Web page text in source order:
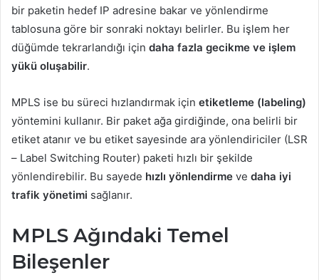
bir paketin hedef IP adresine bakar ve yönlendirme
tablosuna göre bir sonraki noktayı belirler. Bu işlem her
düğümde tekrarlandığı için daha fazla gecikme ve işlem
yükü oluşabilir.
MPLS ise bu süreci hızlandırmak için etiketleme (labeling)
yöntemini kullanır. Bir paket ağa girdiğinde, ona belirli bir
etiket atanır ve bu etiket sayesinde ara yönlendiriciler (LSR
– Label Switching Router) paketi hızlı bir şekilde
yönlendirebilir. Bu sayede hızlı yönlendirme ve daha iyi
trafik yönetimi sağlanır.
MPLS Ağındaki Temel
Bileşenler